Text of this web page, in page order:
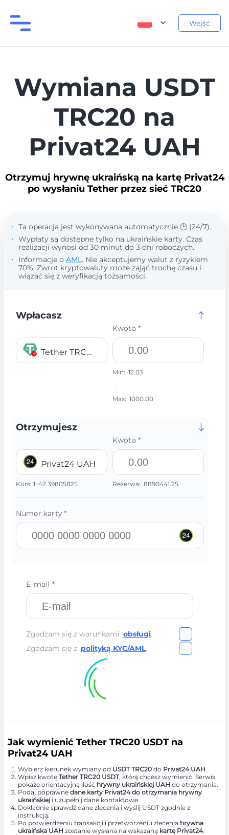
Wejść
Wymiana USDT
TRC20 na
Privat24 UAH
Otrzymuj hrywnę ukraińską na kartę Privat24
po wysłaniu Tether przez sieć TRC20
Ta operacja jest wykonywana automatycznie 🕒 (24/7).
Wypłaty są dostępne tylko na ukraińskie karty. Czas
realizacji wynosi od 30 minut do 3 dni roboczych.
Informacje o AML. Nie akceptujemy walut z ryzykiem
70%. Zwrot kryptowaluty może zająć trochę czasu i
wiązać się z weryfikacją tożsamości.
Wpłacasz
Tether TRC20 USDT
Kwota *
Min: 12.03
-
Max: 1000.00
Otrzymujesz
Privat24 UAH
Kurs: 1: 42.39805825
Kwota *
Rezerwa: 8890441.25
Numer karty *
E-mail *
Zgadzam się z warunkami obsługi.
Zgadzam się z polityką KYC/AML.
Jak wymienić Tether TRC20 USDT na
Privat24 UAH
Wybierz kierunek wymiany od USDT TRC20do Privat24 UAH.
Wpisz kwotę Tether TRC20 USDT, którą chcesz wymienić. Serwis
pokaże orientacyjną ilość hrywny ukraińskiej UAH do otrzymania.
Podaj poprawne dane karty Privat24 do otrzymania hrywny
ukraińskieji uzupełnij dane kontaktowe.
Dokładnie sprawdź dane zlecenia i wyślij USDT zgodnie z
instrukcją.
Po potwierdzeniu transakcji i przetworzeniu zlecenia hrywna
ukraińska UAH zostanie wysłana na wskazaną kartę Privat24.